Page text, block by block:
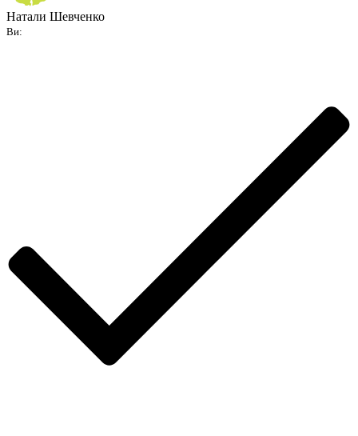
Натали Шевченко
Ви: